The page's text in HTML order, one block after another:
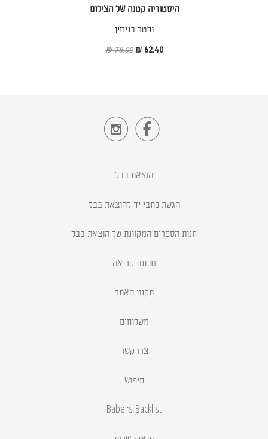
היסטוריה קטנה של הצילום
ולטר בנימין
62.40 ₪
78.00 ₪


הוצאת בבל
הגשת כתבי יד להוצאת בבל
חנות הספרים המקוונת של הוצאת בבל
מכונת קריאה
תקנון האתר
משלוחים
צרו קשר
חיפוש
Babel's Backlist